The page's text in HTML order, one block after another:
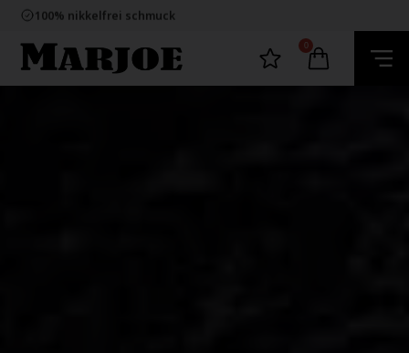
Lieferung 2-4 Tage
E-mark webshop
100% nikkelfrei schmuck
Lieferung 2-4 Tage
0